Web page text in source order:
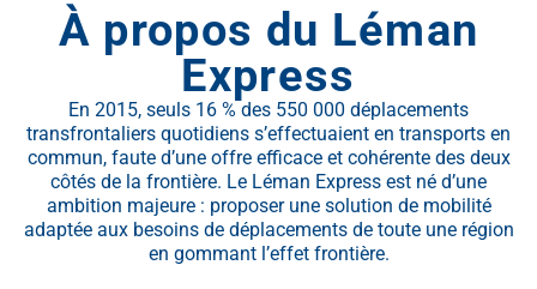
À propos du Léman
Express
En 2015, seuls 16 % des 550 000 déplacements
transfrontaliers quotidiens s’effectuaient en transports en
commun, faute d’une offre efficace et cohérente des deux
côtés de la frontière. Le Léman Express est né d’une
ambition majeure : proposer une solution de mobilité
adaptée aux besoins de déplacements de toute une région
en gommant l’effet frontière.